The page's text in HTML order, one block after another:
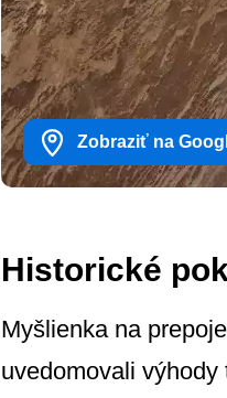
Zobraziť na
Historické
Myšlienka na
uvedomovali